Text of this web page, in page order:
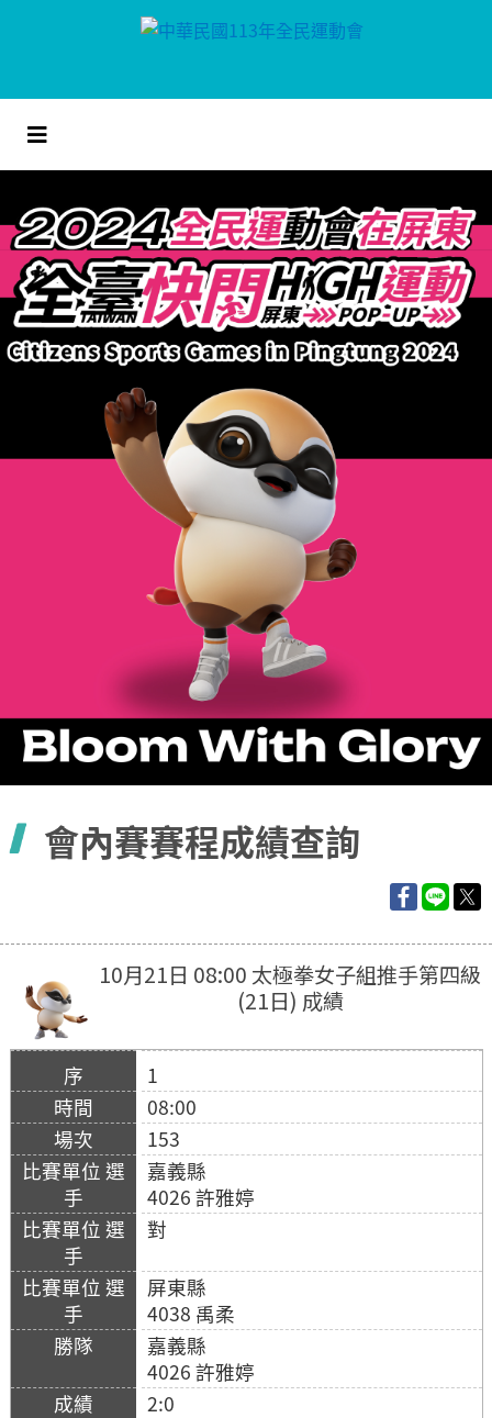
主
要
內
會內賽賽程成績查詢
10月21日 08:00 太極拳女子組推手第四級
(21日) 成績
1
08:00
153
嘉義縣
4026 許雅婷
對
屏東縣
4038 禹柔
嘉義縣
4026 許雅婷
2:0